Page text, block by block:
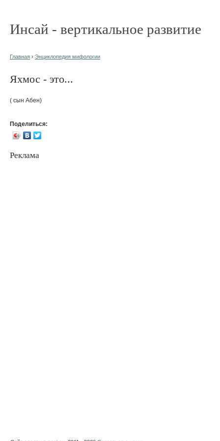
Инсай - вертикальное развитие
Главная › Энциклопедия мифологии
Яхмос - это...
( сын Абен)
Поделиться:
Реклама